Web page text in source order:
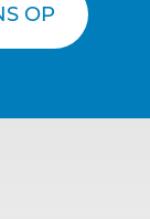
OP